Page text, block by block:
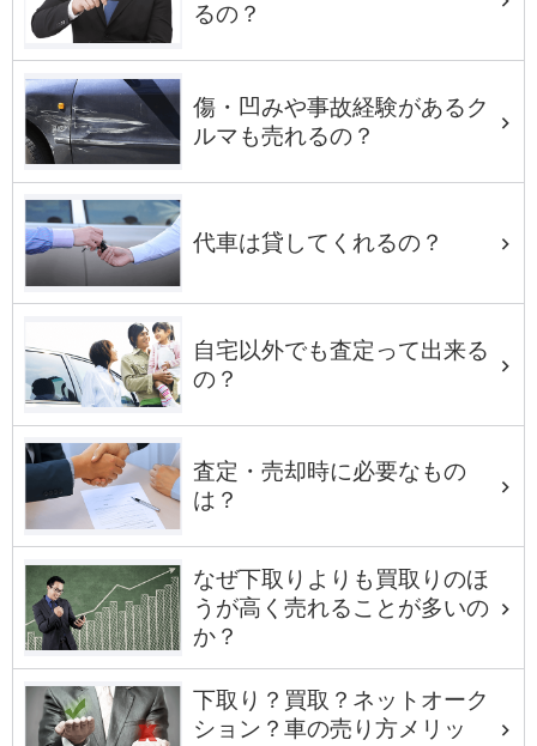
るの？
傷・凹みや事故経験があるク
ルマも売れるの？
代車は貸してくれるの？
自宅以外でも査定って出来る
の？
査定・売却時に必要なもの
は？
なぜ下取りよりも買取りのほ
うが高く売れることが多いの
か？
下取り？買取？ネットオーク
ション？車の売り方メリッ